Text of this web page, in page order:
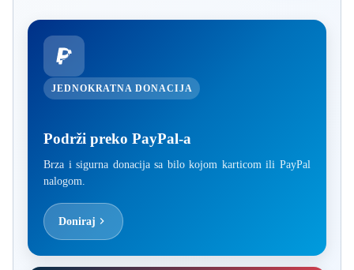
JEDNOKRATNA DONACIJA
Podrži preko PayPal-a
Brza i sigurna donacija sa bilo kojom karticom ili PayPal
nalogom.
Doniraj